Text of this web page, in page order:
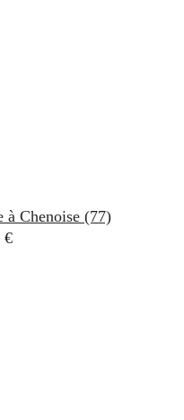
à Chenoise (77)
€